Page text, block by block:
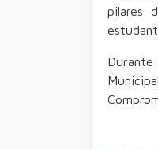
pilares